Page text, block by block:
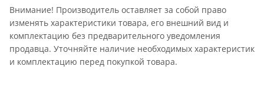
Внимание! Производитель оставляет за собой право
изменять характеристики товара, его внешний вид и
комплектацию без предварительного уведомления
продавца. Уточняйте наличие необходимых характеристик
и комплектацию перед покупкой товара.